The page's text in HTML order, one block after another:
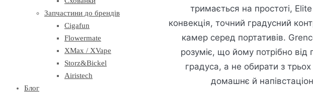
Запчастини до брендів
Cigafun
Flowermate
XMax / XVape
Storz&Bickel
Airistech
Блог
тримається на простоті,
конвекція, точний градусний
камер серед портативів.
розуміє, що йому потрібно
градуса, а не обирати з
домашнє й